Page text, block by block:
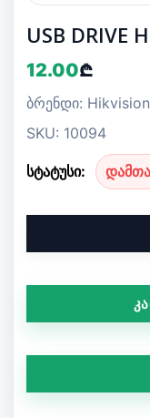
USB DRIVE
12.00₾
ბრენდი: Hikvision
SKU: 10094
სტატუსი: